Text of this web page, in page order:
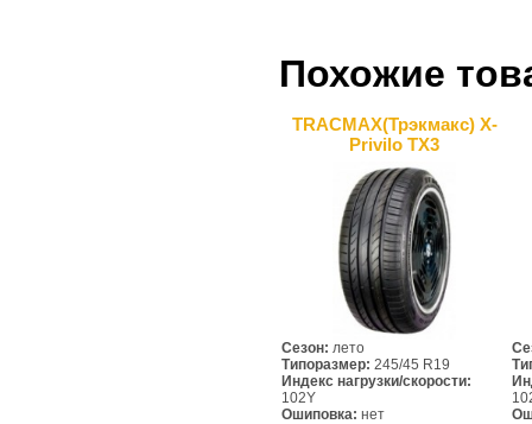
Похожие
TRACMAX(Трэкмакс) X-
Privilo TX3
Сезон: лето
Типоразмер: 245/45 R19
Индекс нагрузки/скорости:
102Y
Ошиповка: нет